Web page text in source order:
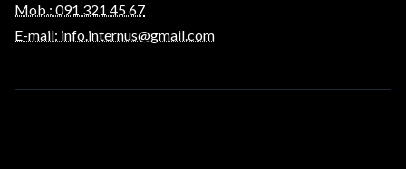
Mob.: 091 321 45 67
E-mail: info.internus@gmail.com